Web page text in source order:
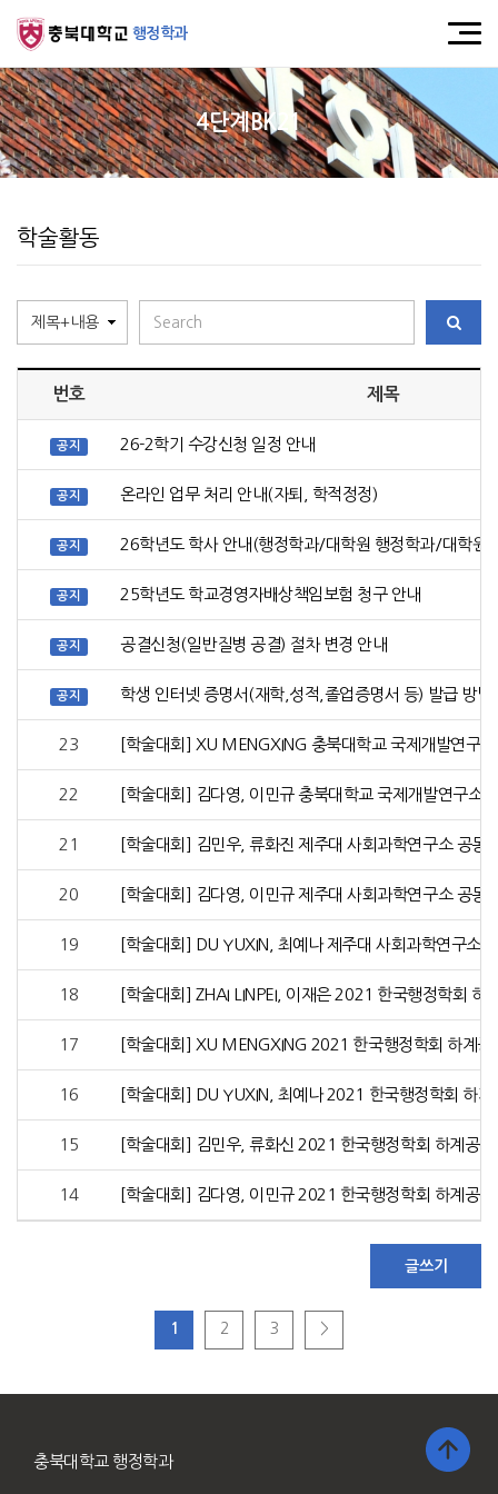
행정학과
4단계BK21
학술활동
번호 제목
공지 26-2학기 수강신청 일정 안내
공지 온라인 업무 처리 안내(자퇴, 학적정정)
공지 26학년도 학사 안내(행정학과/대학원 행정학과/대학원
공지 25학년도 학교경영자배상책임보험 청구 안내
공지 공결신청(일반질병 공결) 절차 변경 안내
공지 학생 인터넷 증명서(재학,성적,졸업증명서 등) 발급 방법
23 [학술대회] XU MENGXING 충북대학교 국제개발연구
22 [학술대회] 김다영, 이민규 충북대학교 국제개발연구소
21 [학술대회] 김민우, 류화진 제주대 사회과학연구소 공동
20 [학술대회] 김다영, 이민규 제주대 사회과학연구소 공동
19 [학술대회] DU YUXIN, 최예나 제주대 사회과학연구소
18 [학술대회] ZHAI LINPEI, 이재은 2021 한국행정학회 하
17 [학술대회] XU MENGXING 2021 한국행정학회 하계
16 [학술대회] DU YUXIN, 최예나 2021 한국행정학회 하
15 [학술대회] 김민우, 류화신 2021 한국행정학회 하계공
14 [학술대회] 김다영, 이민규 2021 한국행정학회 하계공
1 2 3 >
충북대학교 행정학과